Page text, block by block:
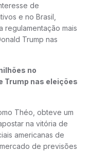
de
e no Brasil,
regulamentação mais
Trump nas
no
Trump nas eleições
Théo, obteve um
na vitória de
americanas de
de previsões